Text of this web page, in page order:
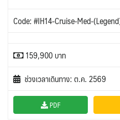
Code: #IH14-Cruise-Med-
159,900 บาท
ช่วงเวลาเดินทาง: ต.ค. 2569
PDF